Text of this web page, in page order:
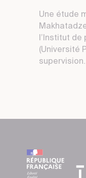
Une étude
l’Institut
(Université